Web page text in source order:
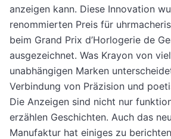
anzeigen kann. Diese Innovation
renommierten Preis für
beim Grand Prix d’Horlogerie de
ausgezeichnet. Was Krayon von
unabhängigen Marken
Verbindung von Präzision und
Die Anzeigen sind nicht nur
erzählen Geschichten. Auch das
Manufaktur hat einiges zu